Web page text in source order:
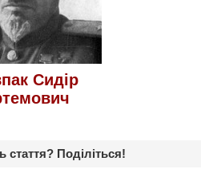
Сидір
Поділіться!